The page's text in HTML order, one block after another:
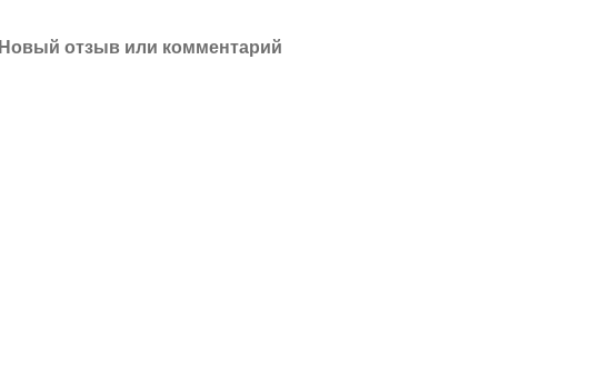
Новый отзыв или комментарий